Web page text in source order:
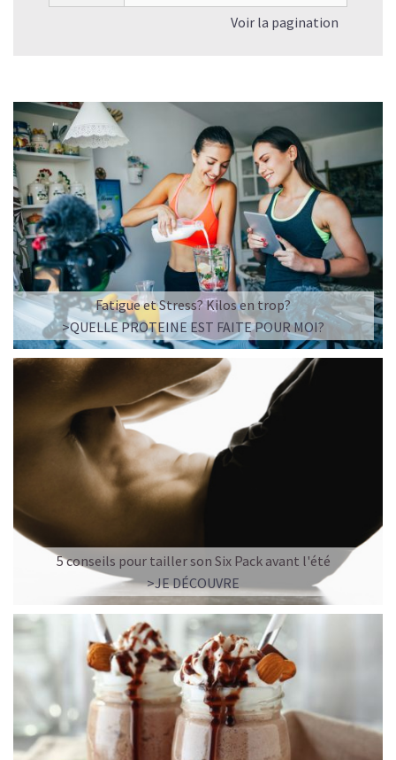
Voir la pagination
Fatigue et Stress? Kilos en trop?
>QUELLE PROTEINE EST FAITE POUR MOI?
5 conseils pour tailler son Six Pack avant l'été
>JE DÉCOUVRE